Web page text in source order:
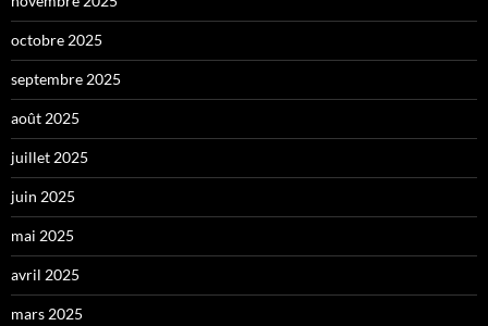
octobre 2025
septembre 2025
août 2025
juillet 2025
juin 2025
mai 2025
avril 2025
mars 2025